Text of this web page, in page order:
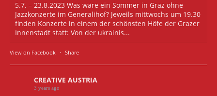
5.7. – 23.8.2023 Was wäre ein Sommer in Graz ohne
Jazzkonzerte im Generalihof? Jeweils mittwochs um 19.30
finden Konzerte in einem der schönsten Höfe der Grazer
Innenstadt statt: Von der ukrainis...
View on Facebook · Share
CREATIVE AUSTRIA
3 years ago